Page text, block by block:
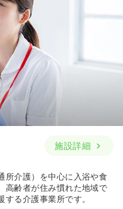
可
詳細を見る
施設詳細
所介護）を中心に入浴や食
高齢者が住み慣れた地域で
る介護事業所です。